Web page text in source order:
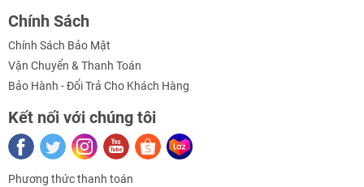
Chính Sách
Chính Sách Bảo Mật
Vận Chuyển & Thanh Toán
Bảo Hành - Đổi Trả Cho Khách Hàng
Kết nối với chúng tôi
Phương thức thanh toán